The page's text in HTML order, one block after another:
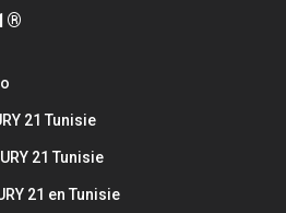
21 Tunisie
21 Tunisie
21 en Tunisie